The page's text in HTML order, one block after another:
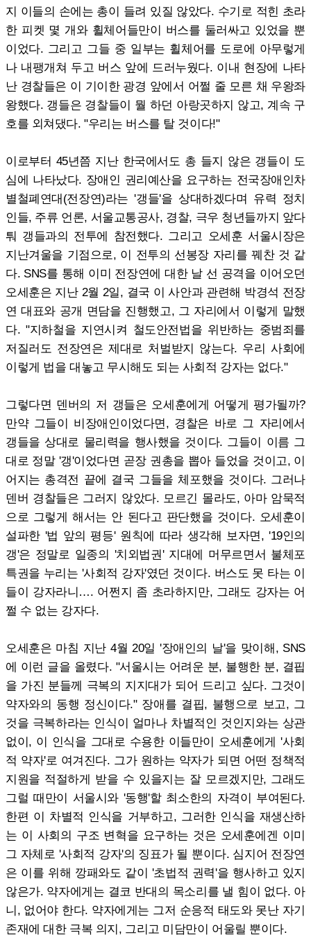
지 이들의 손에는 총이 들려 있질 않았다. 수기로 적힌 초라
한 피켓 몇 개와 휠체어들만이 버스를 둘러싸고 있었을 뿐
이었다. 그리고 그들 중 일부는 휠체어를 도로에 아무렇게
나 내팽개쳐 두고 버스 앞에 드러누웠다. 이내 현장에 나타
난 경찰들은 이 기이한 광경 앞에서 어쩔 줄 모른 채 우왕좌
왕했다. 갱들은 경찰들이 뭘 하던 아랑곳하지 않고, 계속 구
호를 외쳐댔다. "우리는 버스를 탈 것이다!"
이로부터 45년쯤 지난 한국에서도 총 들지 않은 갱들이 도
심에 나타났다. 장애인 권리예산을 요구하는 전국장애인차
별철폐연대(전장연)라는 '갱들'을 상대하겠다며 유력 정치
인들, 주류 언론, 서울교통공사, 경찰, 극우 청년들까지 앞다
퉈 갱들과의 전투에 참전했다. 그리고 오세훈 서울시장은
지난겨울을 기점으로, 이 전투의 선봉장 자리를 꿰찬 것 같
다. SNS를 통해 이미 전장연에 대한 날 선 공격을 이어오던
오세훈은 지난 2월 2일, 결국 이 사안과 관련해 박경석 전장
연 대표와 공개 면담을 진행했고, 그 자리에서 이렇게 말했
다. "지하철을 지연시켜 철도안전법을 위반하는 중범죄를
저질러도 전장연은 제대로 처벌받지 않는다. 우리 사회에
이렇게 법을 대놓고 무시해도 되는 사회적 강자는 없다."
그렇다면 덴버의 저 갱들은 오세훈에게 어떻게 평가될까?
만약 그들이 비장애인이었다면, 경찰은 바로 그 자리에서
갱들을 상대로 물리력을 행사했을 것이다. 그들이 이름 그
대로 정말 '갱'이었다면 곧장 권총을 뽑아 들었을 것이고, 이
어지는 총격전 끝에 결국 그들을 체포했을 것이다. 그러나
덴버 경찰들은 그러지 않았다. 모르긴 몰라도, 아마 암묵적
으로 그렇게 해서는 안 된다고 판단했을 것이다. 오세훈이
설파한 '법 앞의 평등' 원칙에 따라 생각해 보자면, '19인의
갱'은 정말로 일종의 '치외법권' 지대에 머무르면서 불체포
특권을 누리는 '사회적 강자'였던 것이다. 버스도 못 타는 이
들이 강자라니…. 어쩐지 좀 초라하지만, 그래도 강자는 어
쩔 수 없는 강자다.
오세훈은 마침 지난 4월 20일 '장애인의 날'을 맞이해, SNS
에 이런 글을 올렸다. "서울시는 어려운 분, 불행한 분, 결핍
을 가진 분들께 극복의 지지대가 되어 드리고 싶다. 그것이
약자와의 동행 정신이다." 장애를 결핍, 불행으로 보고, 그
것을 극복하라는 인식이 얼마나 차별적인 것인지와는 상관
없이, 이 인식을 그대로 수용한 이들만이 오세훈에게 '사회
적 약자'로 여겨진다. 그가 원하는 약자가 되면 어떤 정책적
지원을 적절하게 받을 수 있을지는 잘 모르겠지만, 그래도
그럴 때만이 서울시와 '동행'할 최소한의 자격이 부여된다.
한편 이 차별적 인식을 거부하고, 그러한 인식을 재생산하
는 이 사회의 구조 변혁을 요구하는 것은 오세훈에겐 이미
그 자체로 '사회적 강자'의 징표가 될 뿐이다. 심지어 전장연
은 이를 위해 깡패와도 같이 '초법적 권력'을 행사하고 있지
않은가. 약자에게는 결코 반대의 목소리를 낼 힘이 없다. 아
니, 없어야 한다. 약자에게는 그저 순응적 태도와 못난 자기
존재에 대한 극복 의지, 그리고 미담만이 어울릴 뿐이다.